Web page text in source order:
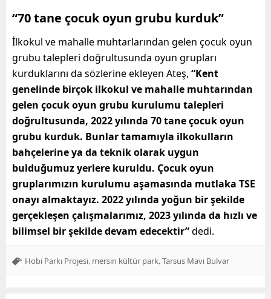
“70 tane çocuk oyun grubu kurduk”
İlkokul ve mahalle muhtarlarından gelen çocuk oyun
grubu talepleri doğrultusunda oyun grupları
kurduklarını da sözlerine ekleyen Ateş, “Kent
genelinde birçok ilkokul ve mahalle muhtarından
gelen çocuk oyun grubu kurulumu talepleri
doğrultusunda, 2022 yılında 70 tane çocuk oyun
grubu kurduk. Bunlar tamamıyla ilkokulların
bahçelerine ya da teknik olarak uygun
bulduğumuz yerlere kuruldu. Çocuk oyun
gruplarımızın kurulumu aşamasında mutlaka TSE
onayı almaktayız. 2022 yılında yoğun bir şekilde
gerçekleşen çalışmalarımız, 2023 yılında da hızlı ve
bilimsel bir şekilde devam edecektir”dedi.
Hobi Parkı Projesi mersin kültür park Tarsus Mavi Bulvar